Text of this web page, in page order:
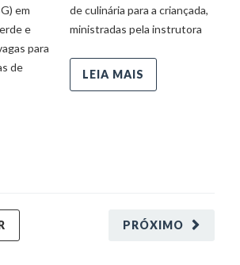
em
e
para
de
de culinária para a criançada,
ministradas pela instrutora
LEIA MAIS
PRÓXIMO